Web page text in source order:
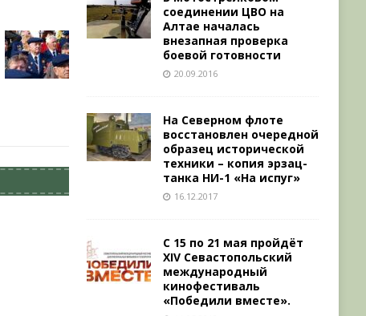
соединении ЦВО на
Алтае началась
внезапная проверка
боевой готовности
20.09.2016
На Северном флоте
восстановлен очередной
образец исторической
техники – копия эрзац-
танка НИ-1 «На испуг»
16.12.2017
С 15 по 21 мая пройдёт
XIV Севастопольский
международный
кинофестиваль
«Победили вместе».